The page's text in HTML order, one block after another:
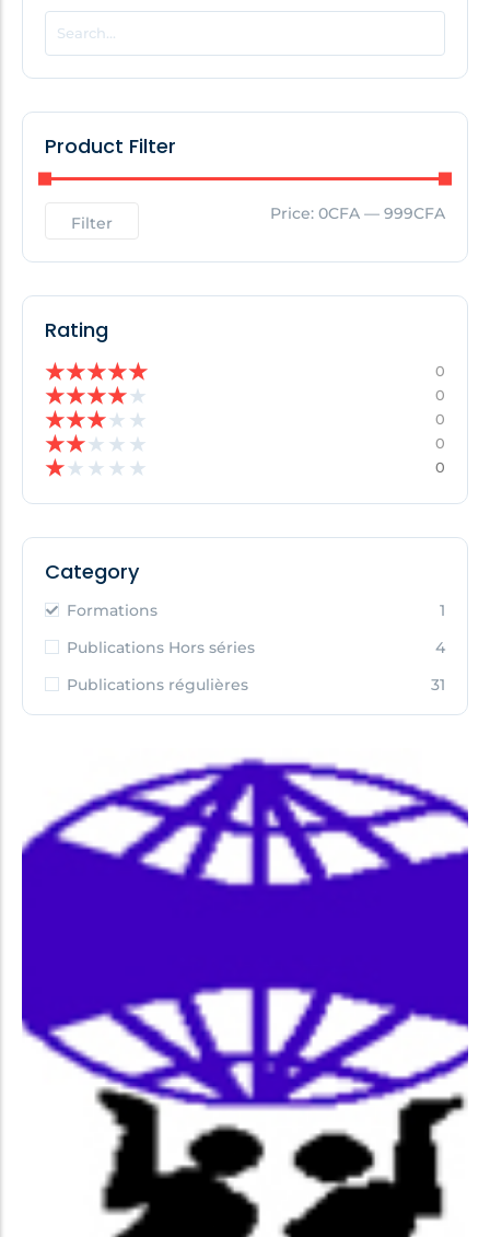
POPULAR THIS WEEK
No Posts Found!
No Posts Found!
Product Filter
Filter Price: 0CFA — 999CFA
Rating
★★★★★ 0
★★★★★ 0
★★★★ ★ 0
★★★ ★ ★ 0
★★ ★ ★ ★ 0
Category
Formations
1
Publications Hors séries
4
Publications régulières
31